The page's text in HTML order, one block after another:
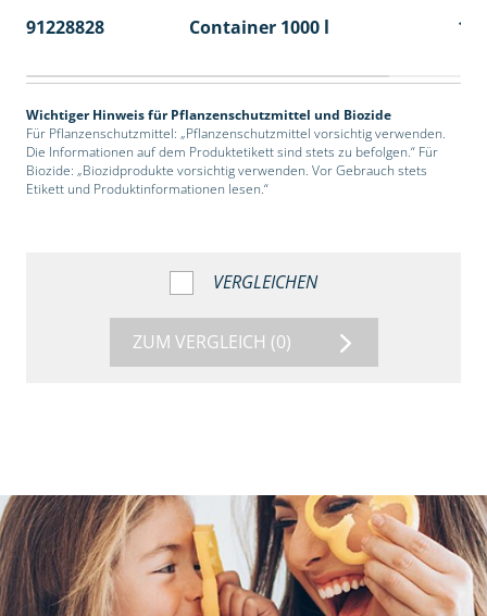
91228828
Container 1000 l 1
Wichtiger Hinweis für Pflanzenschutzmittel und Biozide
Für Pflanzenschutzmittel: „Pflanzenschutzmittel vorsichtig verwenden.
Die Informationen auf dem Produktetikett sind stets zu befolgen.“ Für
Biozide: „Biozidprodukte vorsichtig verwenden. Vor Gebrauch stets
Etikett und Produktinformationen lesen.“
VERGLEICHEN
ZUM VERGLEICH (0)